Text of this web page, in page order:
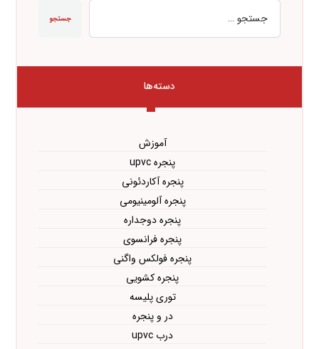
جستجو
دسته‌ها
آموزش
پنجره upvc
پنجره آکاردئونی
پنجره آلومینیومی
پنجره دوجداره
پنجره فرانسوی
پنجره فولکس واگنی
پنجره کشویی
توری پلیسه
در و پنجره
درب upvc